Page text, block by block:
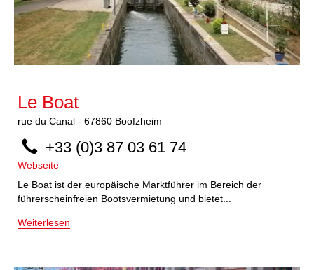
Le Boat
rue du Canal - 67860 Boofzheim
+33 (0)3 87 03 61 74
Webseite
Le Boat ist der europäische Marktführer im Bereich der
führerscheinfreien Bootsvermietung und bietet...
Weiterlesen